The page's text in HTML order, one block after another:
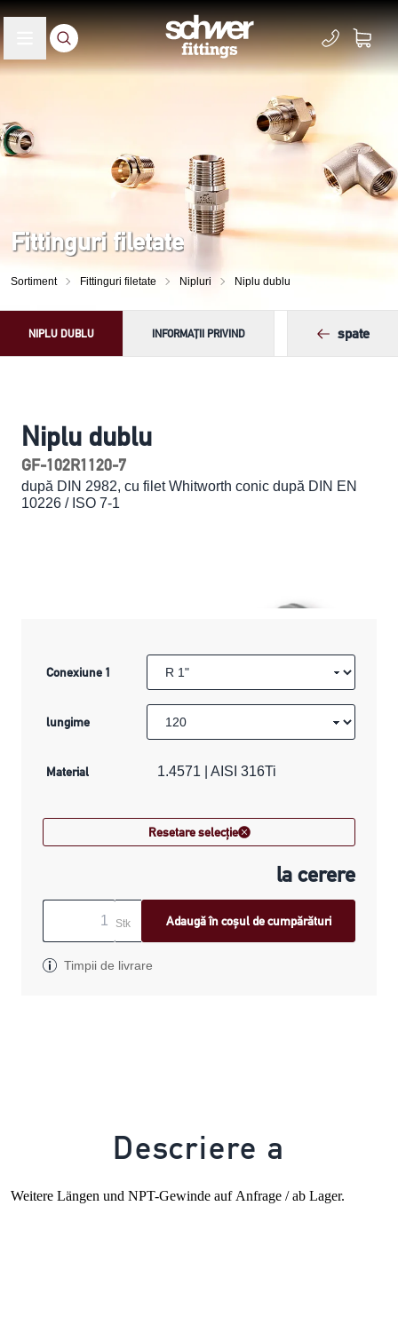
Fittinguri filetate
Sortiment Fittinguri filetate Nipluri Niplu dublu
NIPLU DUBLU INFORMAȚII PRIVIND spate
Niplu dublu
GF-102R1120-7
după DIN 2982, cu filet Whitworth conic după DIN EN
10226 / ISO 7-1
Conexiune 1
lungime
Material 1.4571 | AISI 316Ti
Resetare selecție
la cerere
Stk Adaugă în coșul de cumpărături
Timpii de livrare
Descriere a
Weitere Längen und NPT-Gewinde auf Anfrage / ab Lager.